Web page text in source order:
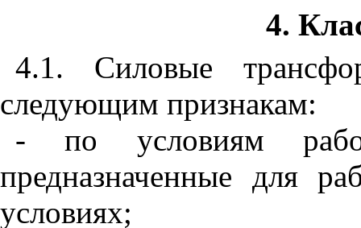
4.
4.1. Силовые
следующим признакам:
- по условиям
предназначенные для
условиях;